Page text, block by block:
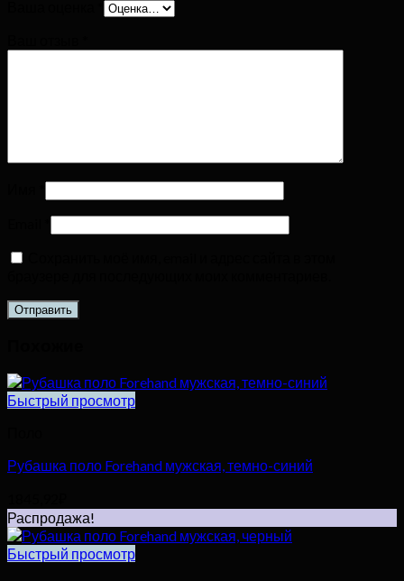
Быстрый просмотр
Рубашка поло Forehand мужская, темно-синий
Распродажа!
Быстрый просмотр